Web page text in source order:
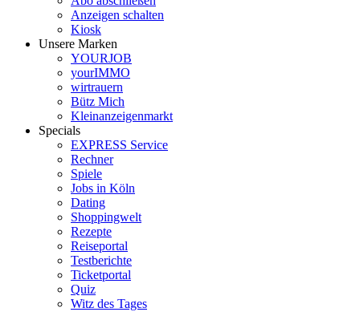
Anzeigen schalten
Kiosk
Unsere Marken
YOURJOB
yourIMMO
wirtrauern
Bütz Mich
Kleinanzeigenmarkt
Specials
EXPRESS Service
Rechner
Spiele
Jobs in Köln
Dating
Shoppingwelt
Rezepte
Reiseportal
Testberichte
Ticketportal
Quiz
Witz des Tages